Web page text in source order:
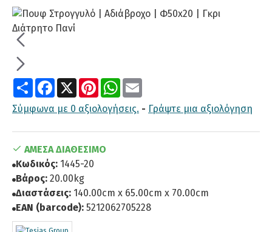
ShareFacebook
X PinterestWhatsApp
Σύμφωνα με 0 αξιολογήσεις. - Γράψτε μια αξιολόγηση
ΆΜΕΣΑ ΔΙΑΘΈΣΙΜΟ
Κωδικός: 1445-20
Βάρος: 20.00kg
Διαστάσεις: 140.00cm x 65.00cm x 70.00cm
EAN (barcode): 5212062705228